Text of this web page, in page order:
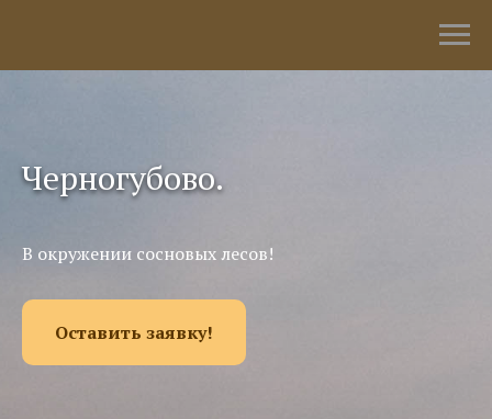
Черногубово.
В окружении сосновых лесов!
Оставить заявку!